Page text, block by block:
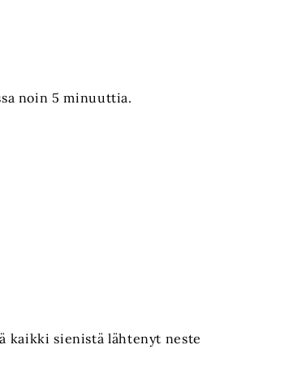
noin 5 minuuttia.
kaikki sienistä lähtenyt neste